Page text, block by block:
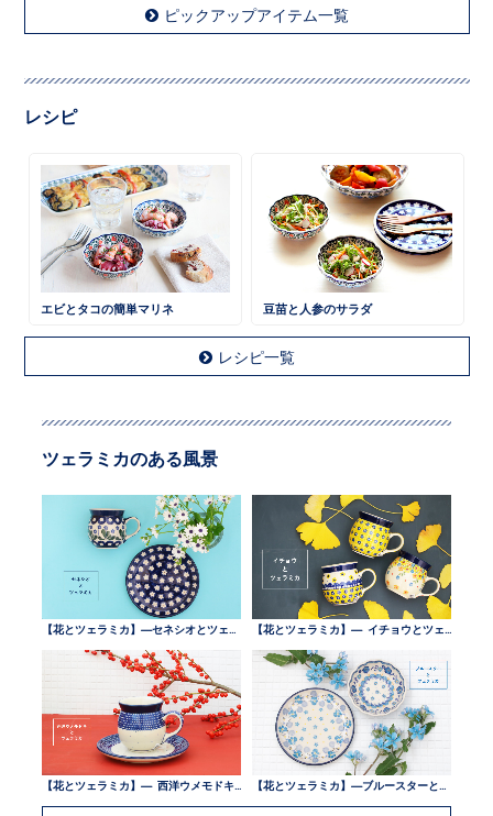
ピックアップアイテム一覧
レシピ
エビとタコの簡単マリネ 豆苗と人参のサラダ
レシピ一覧
ツェラミカのある風景